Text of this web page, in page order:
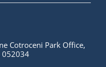
Cotroceni Park Office,
052034